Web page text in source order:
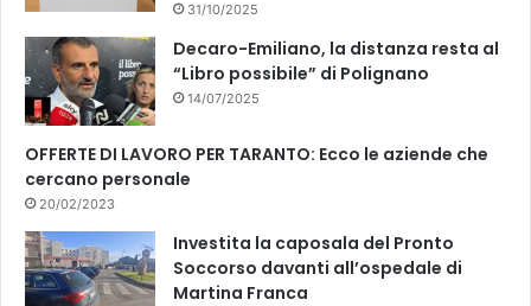
31/10/2025
Decaro-Emiliano, la distanza resta al
“Libro possibile” di Polignano
14/07/2025
OFFERTE DI LAVORO PER TARANTO: Ecco le aziende che
cercano personale
20/02/2023
Investita la caposala del Pronto
Soccorso davanti all’ospedale di
Martina Franca